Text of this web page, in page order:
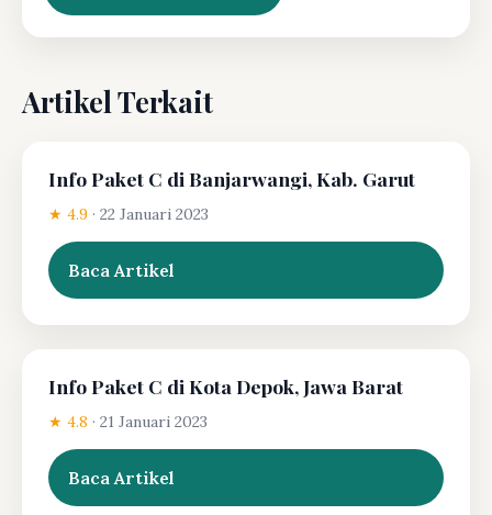
Artikel Terkait
Info Paket C di Banjarwangi, Kab. Garut
★ 4.9 · 22 Januari 2023
Baca Artikel
Info Paket C di Kota Depok, Jawa Barat
★ 4.8 · 21 Januari 2023
Baca Artikel